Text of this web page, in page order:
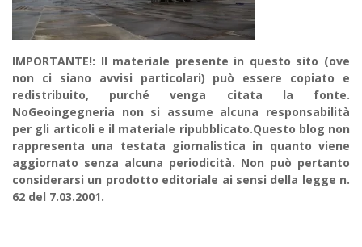
IMPORTANTE!: Il materiale presente in questo sito (ove
non ci siano avvisi particolari) può essere copiato e
redistribuito, purché venga citata la fonte.
NoGeoingegneria non si assume alcuna responsabilità
per gli articoli e il materiale ripubblicato.Questo blog non
rappresenta una testata giornalistica in quanto viene
aggiornato senza alcuna periodicità. Non può pertanto
considerarsi un prodotto editoriale ai sensi della legge n.
62 del 7.03.2001.